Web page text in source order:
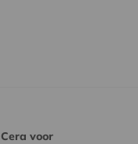
Cera voor